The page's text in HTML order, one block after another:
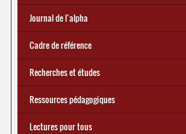
Réforme des allocations de chômage :
d’une exclusion annoncée
🎬 L’alpha populaire : c’est quoi ?
Statistiques 2025 sur les apprenant
Journal de l’alpha 241 (2
écrire demain
... Tous les articles
Journal de l’alpha
Cadre de référence
Recherches et études
Ressources pédagogiques
Lectures pour tous